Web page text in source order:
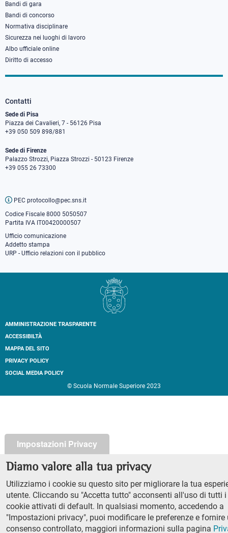
Impostazioni Privacy
Diamo valore alla tua privacy
Utilizziamo i cookie su questo sito per migliorare la tua
utente. Cliccando su "Accetta tutto" acconsenti all'uso di tutti i
cookie attivati di default. In qualsiasi momento, accedendo a
"Impostazioni privacy", puoi modificare le preferenze e fornire
consenso controllato, maggiori informazioni sulla pagina
Bandi di gara
Bandi di concorso
Normativa disciplinare
Sicurezza nei luoghi di lavoro
Albo ufficiale online
Diritto di accesso
Contatti
Sede di Pisa
Piazza dei Cavalieri, 7 - 56126 Pisa
+39 050 509 898/881
Sede di Firenze
Palazzo Strozzi, Piazza Strozzi - 50123 Firenze
+39 055 26 73300
PEC protocollo@pec.sns.it
Codice Fiscale 8000 5050507
Partita IVA IT00420000507
Ufficio comunicazione
Addetto stampa
URP - Ufficio relazioni con il pubblico
Footer
secondary
navigation
AMMINISTRAZIONE TRASPARENTE
ACCESSIBILTÀ
MAPPA DEL SITO
PRIVACY POLICY
SOCIAL MEDIA POLICY
© Scuola Normale Superiore 2023